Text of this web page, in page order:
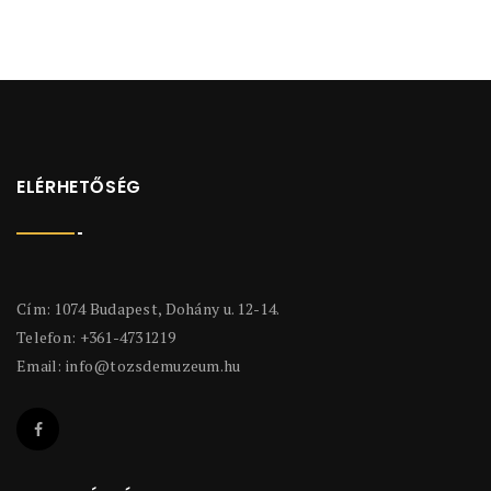
ELÉRHETŐSÉG
Cím: 1074 Budapest, Dohány u. 12-14.
Telefon: +361-4731219
Email: info@tozsdemuzeum.hu